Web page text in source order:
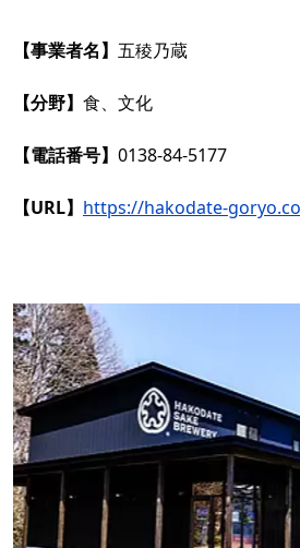
【事業者名】 五稜乃蔵
【分野】 食、文化
【電話番号】 0138-84-5177
【URL】 https://hakodate-